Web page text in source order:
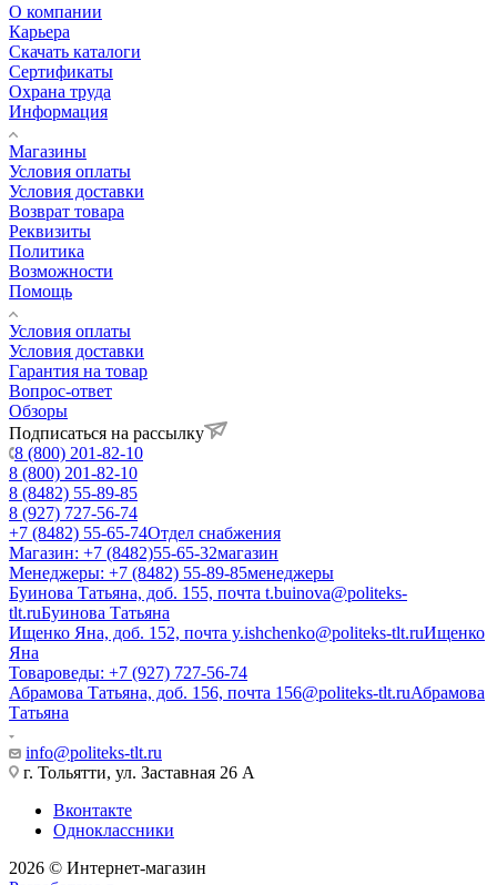
О компании
Карьера
Cкачать каталоги
Сертификаты
Охрана труда
Информация
Магазины
Условия оплаты
Условия доставки
Возврат товара
Реквизиты
Политика
Возможности
Помощь
Условия оплаты
Условия доставки
Гарантия на товар
Вопрос-ответ
Обзоры
Подписаться на рассылку
8 (800) 201-82-10
8 (800) 201-82-10
8 (8482) 55-89-85
8 (927) 727-56-74
+7 (8482) 55-65-74Отдел снабжения
Магазин: +7 (8482)55-65-32магазин
Менеджеры: +7 (8482) 55-89-85менеджеры
Буинова Татьяна, доб. 155, почта t.buinova@politeks-
tlt.ruБуинова Татьяна
Ищенко Яна, доб. 152, почта y.ishchenko@politeks-tlt.ruИщенко
Яна
Товароведы: +7 (927) 727-56-74
Абрамова Татьяна, доб. 156, почта 156@politeks-tlt.ruАбрамова
Татьяна
info@politeks-tlt.ru
г. Тольятти, ул. Заставная 26 А
Вконтакте
Одноклассники
2026 © Интернет-магазин